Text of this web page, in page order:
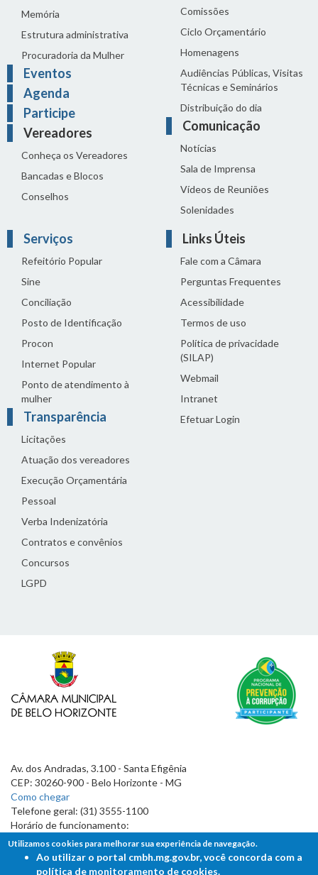
Memória
Estrutura administrativa
Procuradoria da Mulher
Eventos
Agenda
Participe
Vereadores
Conheça os Vereadores
Bancadas e Blocos
Conselhos
Comissões
Ciclo Orçamentário
Homenagens
Audiências Públicas, Visitas
Técnicas e Seminários
Distribuição do dia
Comunicação
Notícias
Sala de Imprensa
Vídeos de Reuniões
Solenidades
Serviços
Refeitório Popular
Sine
Conciliação
Posto de Identificação
Procon
Internet Popular
Ponto de atendimento à
mulher
Transparência
Licitações
Atuação dos vereadores
Execução Orçamentária
Pessoal
Verba Indenizatória
Contratos e convênios
Concursos
LGPD
Links Úteis
Fale com a Câmara
Perguntas Frequentes
Acessibilidade
Termos de uso
Política de privacidade
(SILAP)
Webmail
Intranet
Efetuar Login
Av. dos Andradas, 3.100 - Santa Efigênia
CEP: 30260-900 - Belo Horizonte - MG
Como chegar
Telefone geral: (31) 3555-1100
Horário de funcionamento:
7h às 19h
Utilizamos cookies para melhorar sua experiência de navegação.
Ao utilizar o portal cmbh.mg.gov.br, você concorda com a
política de monitoramento de cookies.